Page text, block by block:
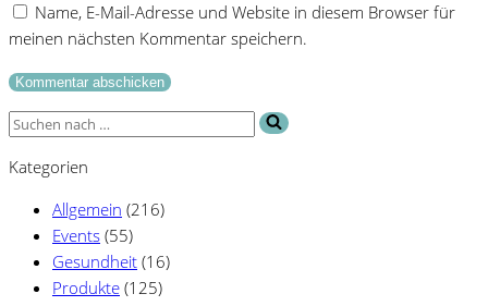
Name, E-Mail-Adresse und Website in diesem Browser für
meinen nächsten Kommentar speichern.
Suchen
Kategorien
Allgemein (216)
Events (55)
Gesundheit (16)
Produkte (125)